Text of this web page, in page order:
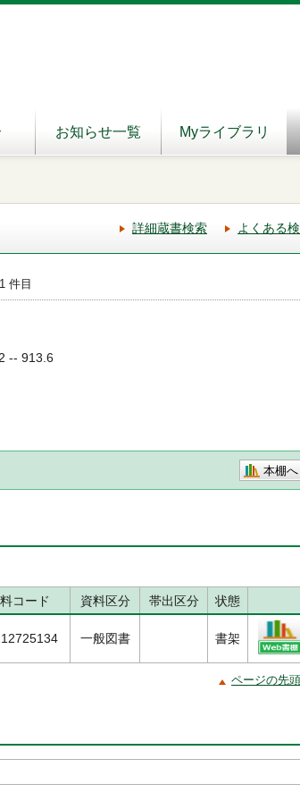
お知らせ一覧 Myライブラリ
詳細蔵書検索 よくある
件目
-- 913.6
本棚へ
コード 資料区分 帯出区分 状態
一般図書 書架
ページの先